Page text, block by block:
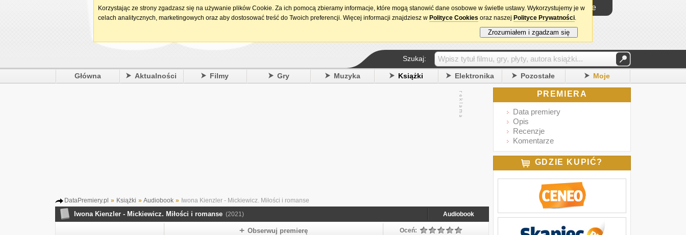
15. urodziny DataPremiery.pl Logowanie
Szukaj:
Główna Aktualności Filmy Gry Muzyka Książki Elektronika Pozostałe Moje
DataPremiery.pl » Książki » Audiobook » Iwona Kienzler - Mickiewicz. Miłości i romanse
Iwona Kienzler - Mickiewicz. Miłości i romanse (2021) Audiobook
Obserwuj premierę Oceń:
PREMIERA
Data premiery
Opis
Recenzje
Komentarze
GDZIE KUPIĆ?
Korzystając ze strony zgadzasz się na używanie plików Cookie. Za ich pomocą zbieramy informacje, które mogą stanowić dane osobowe w świetle ustawy. Wykorzystujemy je w
celach analitycznych, marketingowych oraz aby dostosować treść do Twoich preferencji. Więcej informacji znajdziesz w Polityce Cookies oraz naszej Polityce Prywatności.
Zrozumiałem i zgadzam się